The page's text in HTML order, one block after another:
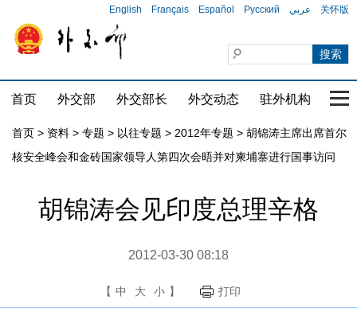
English Français Español Русский عربي 关怀版
首页 外交部 外交部长 外交动态 驻外机构 国
首页 > 资料 > 专题 > 以往专题 > 2012年专题 > 胡锦涛主席出席首尔
核安全峰会和金砖国家领导人第四次会晤并对柬埔寨进行国事访问
胡锦涛会见印度总理辛格
2012-03-30 08:18
【 中 大 小 】 打印